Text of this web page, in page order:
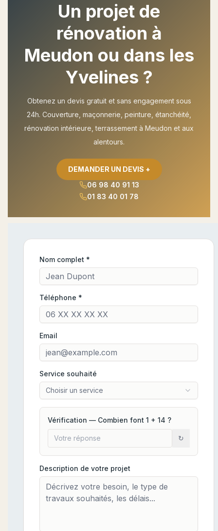
Un projet de
rénovation à
Meudon ou dans les
Yvelines ?
Obtenez un devis gratuit et sans engagement sous
24h. Couverture, maçonnerie, peinture, étanchéité,
rénovation intérieure, terrassement à Meudon et aux
alentours.
DEMANDER UN DEVIS +
06 98 40 91 13
01 83 40 01 78
Nom complet *
Téléphone *
Email
Service souhaité
Choisir un service
Vérification — Combien font 1 + 14 ?
↻
Description de votre projet